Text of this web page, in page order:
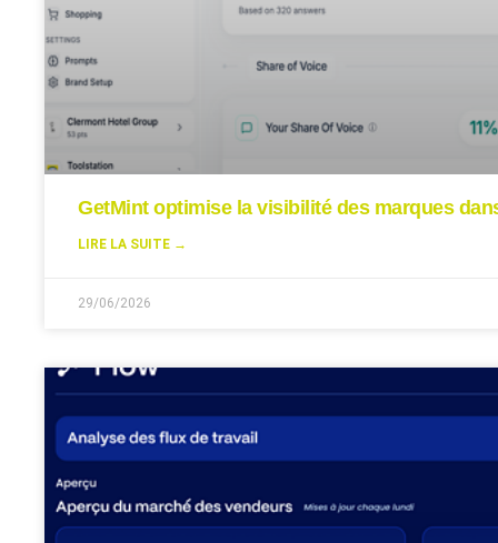
GetMint optimise la visibilité des marques
LIRE LA SUITE →
29/06/2026